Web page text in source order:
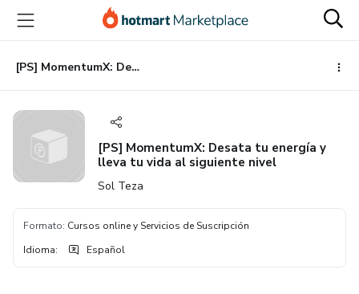
principal
página
de
página
[PS] MomentumX: Desata tu energía y lleva tu vida al siguiente nivel
[PS] MomentumX: Desata tu energía y
lleva tu vida al siguiente nivel
Sol Teza
Formato: Cursos online y Servicios de Suscripción
Idioma: Español